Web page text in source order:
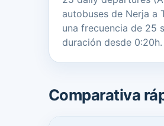
autobuses de Nerja a
una frecuencia de 25
duración desde 0:20h.
Comparativa